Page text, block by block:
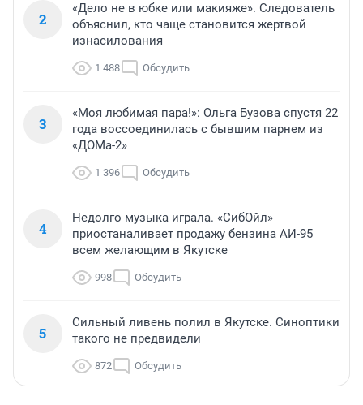
2
«Дело не в юбке или макияже». Следователь
объяснил, кто чаще становится жертвой
изнасилования
1 488 Обсудить
3
«Моя любимая пара!»: Ольга Бузова спустя 22
года воссоединилась с бывшим парнем из
«ДОМа-2»
1 396 Обсудить
4
Недолго музыка играла. «СибОйл»
приостаналивает продажу бензина АИ-95
всем желающим в Якутске
998 Обсудить
5
Сильный ливень полил в Якутске. Синоптики
такого не предвидели
872 Обсудить